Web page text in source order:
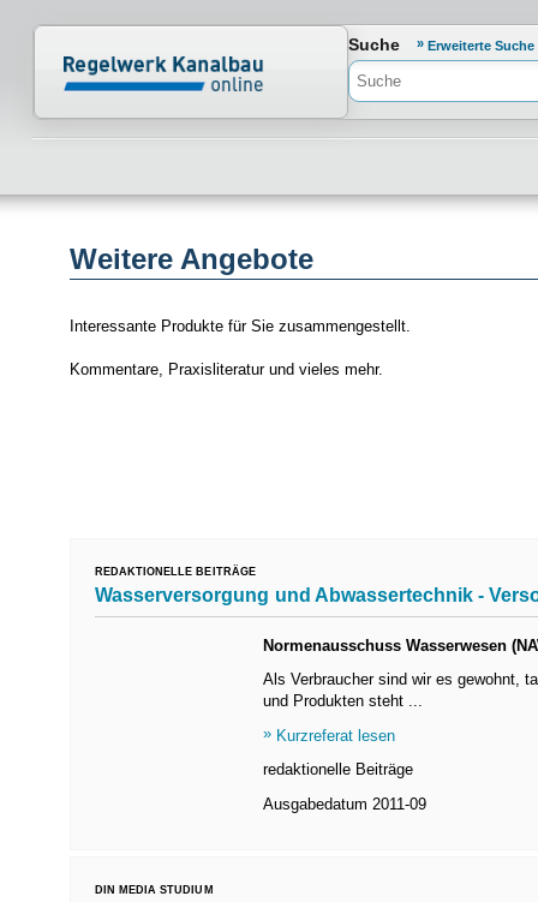
Normenportal Barrierefreiheit
Suche Erweiterte Suche
Weitere Angebote
Interessante Produkte für Sie zusammengestellt.
Kommentare, Praxisliteratur und vieles mehr.
REDAKTIONELLE BEITRÄGE
Wasserversorgung und Abwassertechnik -
Normenausschuss Wasserwesen
Als Verbraucher sind wir es gewohnt,
und Produkten steht ...
Kurzreferat lesen
redaktionelle Beiträge
Ausgabedatum 2011-09
DIN MEDIA STUDIUM